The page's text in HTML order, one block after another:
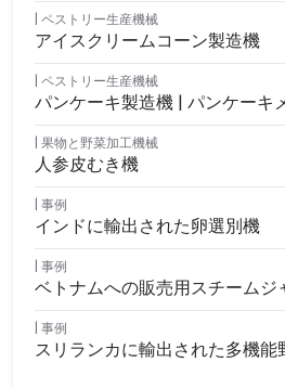
ペストリー生産機械
アイスクリームコーン製造機
ペストリー生産機械
パンケーキ製造機 | パンケーキ
果物と野菜加工機械
人参皮むき機
事例
インドに輸出された卵選別機
事例
ベトナムへの販売用スチームジ
事例
スリランカに輸出された多機能